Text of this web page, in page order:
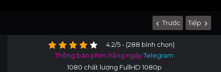
Trước Tiếp
4.2/5 - (288 bình chọn)
Thông báo phim hằng ngàyTelegram
1080 chất lượng FullHD 1080p